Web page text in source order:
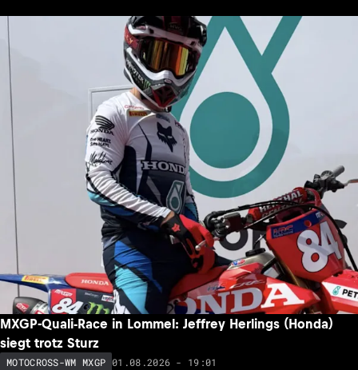
MXGP-Quali-Race in Lommel: Jeffrey Herlings (Honda)
siegt trotz Sturz
MOTOCROSS-WM MXGP 01.08.2026 - 19:01